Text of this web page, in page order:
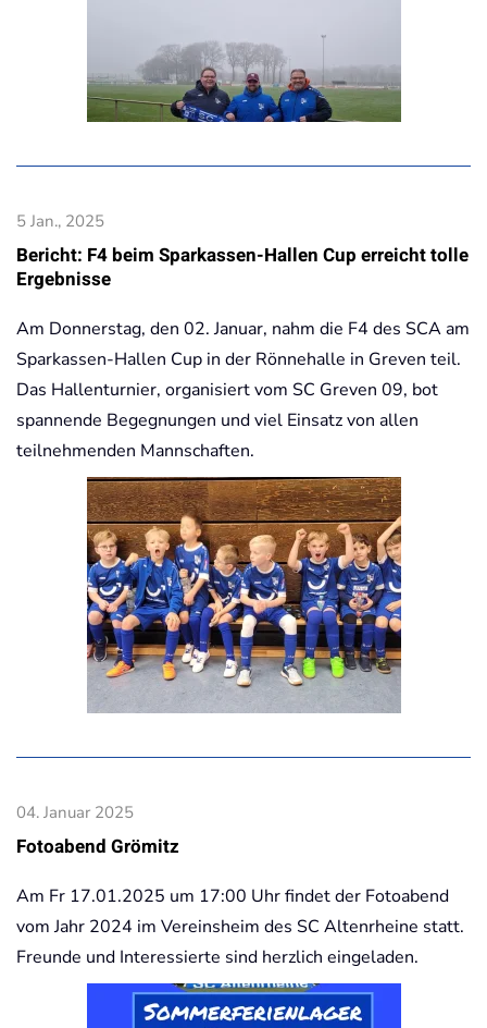
5 Jan., 2025
Bericht: F4 beim Sparkassen-Hallen Cup erreicht tolle
Ergebnisse
Am Donnerstag, den 02. Januar, nahm die F4 des SCA am
Sparkassen-Hallen Cup in der Rönnehalle in Greven teil.
Das Hallenturnier, organisiert vom SC Greven 09, bot
spannende Begegnungen und viel Einsatz von allen
teilnehmenden Mannschaften.
04. Januar 2025
Fotoabend Grömitz
Am Fr 17.01.2025 um 17:00 Uhr findet der Fotoabend
vom Jahr 2024 im Vereinsheim des SC Altenrheine statt.
Freunde und Interessierte sind herzlich eingeladen.